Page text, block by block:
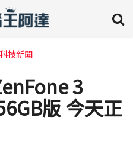
技新聞
3
版 今天正